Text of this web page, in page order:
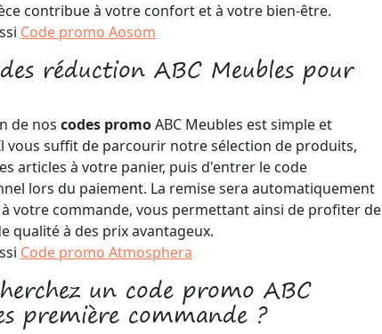
contribue à votre confort et à votre bien-être.
Code promo Aosom
réduction ABC Meubles pour
de nos codes promoABC Meubles est simple et
vous suffit de parcourir notre sélection de produits,
articles à votre panier, puis d'entrer le code
lors du paiement. La remise sera automatiquement
votre commande, vous permettant ainsi de profiter de
qualité à des prix avantageux.
Code promo Atmosphera
un code promo ABC
première commande ?